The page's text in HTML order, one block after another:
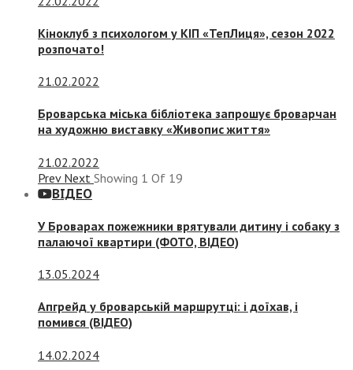
Кіноклуб з психологом у КІП «ТепЛиця», сезон 2022
розпочато!
21.02.2022
Броварська міська бібліотека запрошує броварчан
на художню виставку «Живопис життя»
21.02.2022
Prev Next Showing 1 Of 19
ВІДЕО
У Броварах пожежники врятували дитину і собаку з
палаючої квартири (ФОТО, ВІДЕО)
13.05.2024
Апгрейд у броварській маршрутці: і доїхав, і
помився (ВІДЕО)
14.02.2024